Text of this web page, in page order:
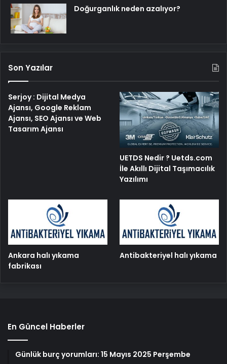
Doğurganlık neden azalıyor?
Son Yazılar
Serjoy : Dijital Medya
Ajansı, Google Reklam
Ajansı, SEO Ajansı ve Web
Tasarım Ajansı
UETDS Nedir ? Uetds.com
İle Akıllı Dijital Taşımacılık
Yazılımı
Ankara halı yıkama
fabrikası
Antibakteriyel halı yıkama
En Güncel Haberler
Günlük burç yorumları: 15 Mayıs 2025 Perşembe